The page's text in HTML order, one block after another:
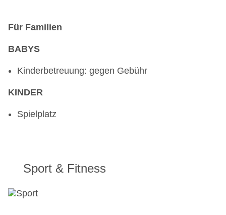
Für Familien
BABYS
Kinderbetreuung: gegen Gebühr
KINDER
Spielplatz
Sport & Fitness